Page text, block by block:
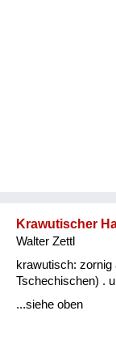
Krawutischer
Walter Zettl
krawutisch:
Tschechischen) .
...siehe oben